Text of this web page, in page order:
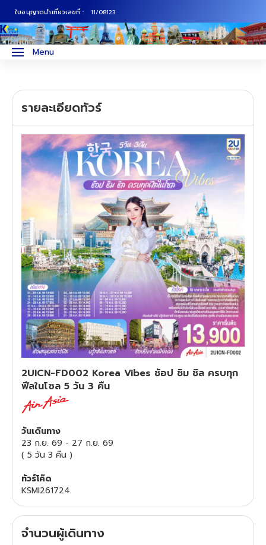
ใบอนุญาตนำเที่ยวเลขที่ : 11/08123
Menu
รายละเอียดทัวร์
2UICN-FD002 Korea Vibes ช้อป ชิม ชิล ครบทุก
ฟีลในโซล 5 วัน 3 คืน
วันเดินทาง
23 ก.ย. 69 - 27 ก.ย. 69
( 5 วัน 3 คืน )
ทัวร์โค๊ด
KSMI261724
จำนวนผู้เดินทาง
ทัวร์ญี่ปุ่น
ทัวร์ยุโรป
ทัวร์สแกนดิเนเวีย
ทัวร์จีน
ทัวร์ฮ่องกง
ทัวร์สิงคโปร์
ทัวร์ตุรเคีย
ทัวร์สวิตเซอร์แลนด์
ทัวร์พม่า
ทัวร์ลาว
ทัวร์มัลดีฟส์
ทัวร์เวียดนาม
ทัวร์อียิปต์
ทัวร์บาหลี
ภาคเหนือ
ภาคอีสาน
ภาคตะวันตก
ภาคตะวันออก